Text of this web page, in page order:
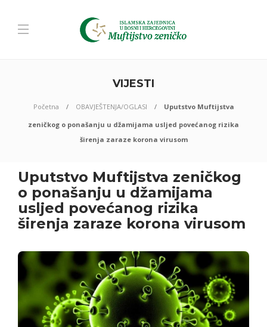
VIJESTI
Početna OBAVJEŠTENJA/OGLASI
Uputstvo Muftijstva
zeničkog o ponašanju u džamijama usljed povećanog rizika
širenja zaraze korona virusom
Uputstvo Muftijstva zeničkog
o ponašanju u džamijama
usljed povećanog rizika
širenja zaraze korona virusom